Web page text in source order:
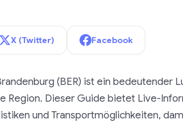
X (Twitter) Facebook
(BER) ist ein bedeutender
Region. Dieser Guide bietet Live-
und Transportmöglichkeiten,